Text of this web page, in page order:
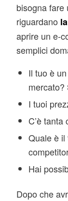
bisogna fare
riguardano
aprire un e-
semplici
Il tuo è
mercato?
I tuoi
C’è tanta
Quale è il
Hai
Dopo che